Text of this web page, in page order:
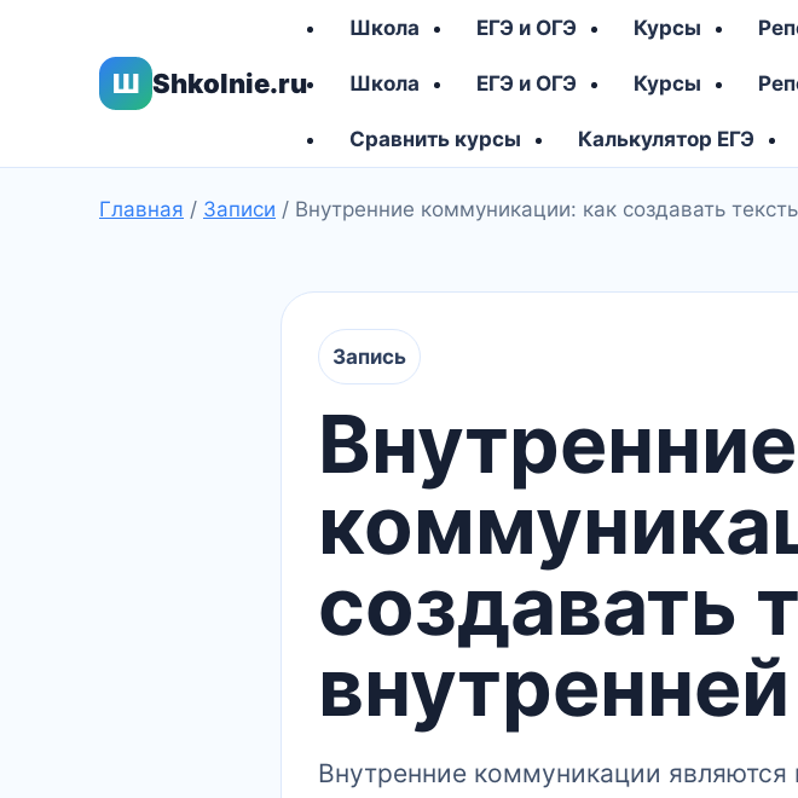
Ш Shkolnie.ru
Школа ЕГЭ и ОГЭ Курсы
Школа ЕГЭ и ОГЭ Курсы
Сравнить курсы Калькулятор ЕГЭ
Главная / Записи / Внутренние коммуникации: как создавать
Запись
Внутренние
создавать
Внутренние коммуникации